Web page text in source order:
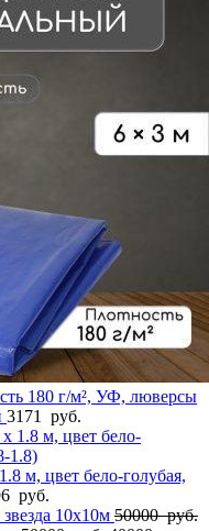
180 г/м², УФ, люверсы
3171 руб.
м, цвет бело-голубая,
руб.
10х10м 50000руб.